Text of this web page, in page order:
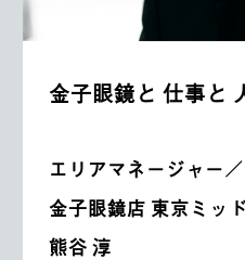
金子眼鏡と 仕事と
エリアマネージャー／
金子眼鏡店 東京ミッ
熊谷 淳